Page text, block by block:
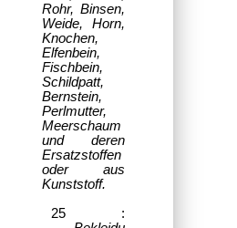
Rohr, Binsen,
Weide, Horn,
Knochen,
Elfenbein,
Fischbein,
Schildpatt,
Bernstein,
Perlmutter,
Meerschaum
und deren
Ersatzstoffen
oder aus
Kunststoff.
25 :